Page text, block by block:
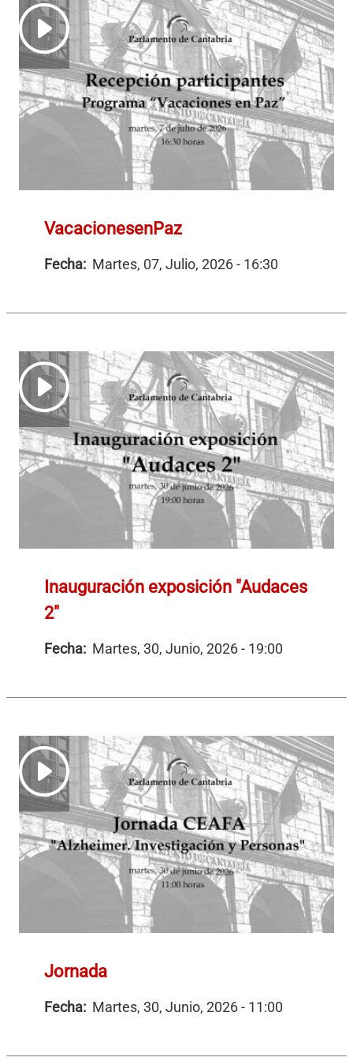
VacacionesenPaz
Fecha: Martes, 07, Julio, 2026 - 16:30
Inauguración exposición "Audaces
2"
Fecha: Martes, 30, Junio, 2026 - 19:00
Jornada
Fecha: Martes, 30, Junio, 2026 - 11:00